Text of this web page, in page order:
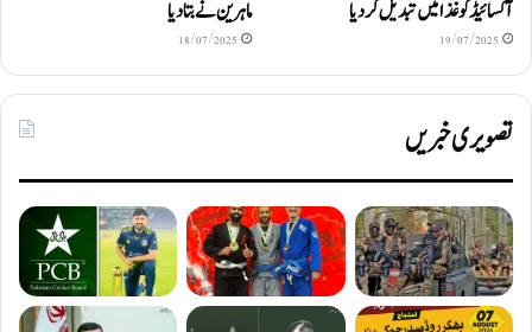
آکسائیڈ کو غذا میں تبدیل کردیا
19/07/2025
ماہرین نے بتا دیا
18/07/2025
تصویری خبریں